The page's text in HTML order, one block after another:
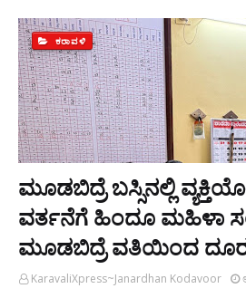
ಕರಾವಳಿ
ಮೂಡಬಿದ್ರೆ ಬಸ್ಸಿನಲ್ಲಿ
ವರ್ತನೆಗೆ ಹಿಂದೂ ಮಹಿಳಾ
ಮೂಡಬಿದ್ರೆ ವತಿಯಿಂದ
KaravaliXpress~Janardhan Kodavoor